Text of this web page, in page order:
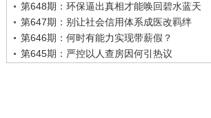
第648期：环保逼出真相才能唤回碧水蓝天
第647期：别让社会信用体系成医改羁绊
第646期：何时有能力实现带薪假？
第645期：严控以人查房因何引热议